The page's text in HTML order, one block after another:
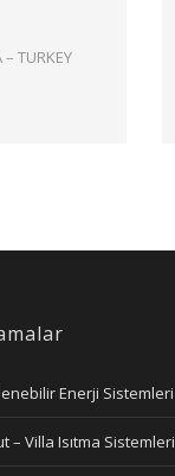
TURKEY
Enerji Sistemleri
– Villa Isıtma Sistemleri